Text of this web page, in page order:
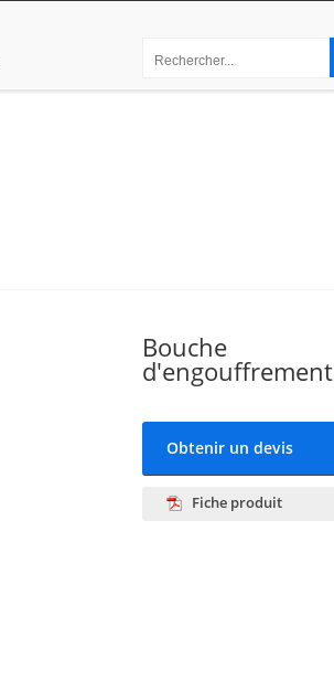
Bouche
d'engouffrement
Obtenir un devis
Fiche produit